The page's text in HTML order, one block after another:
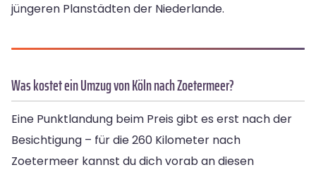
jüngeren Planstädten der Niederlande.
Was kostet ein Umzug von Köln nach Zoetermeer?
Eine Punktlandung beim Preis gibt es erst nach der
Besichtigung – für die 260 Kilometer nach
Zoetermeer kannst du dich vorab an diesen